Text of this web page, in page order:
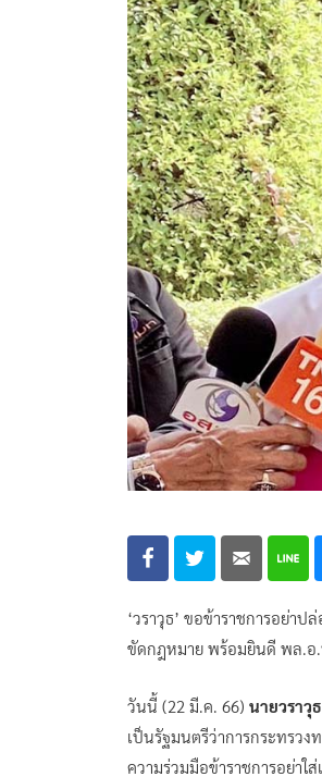
‘วราวุธ’ ขอข้าราชการอย่า
ขัดกฎหมาย พร้อมยินดี พล.อ.
วันนี้ (22 มี.ค. 66) นายวราวุ
เป็นรัฐมนตรีว่าการกระทรว
ความร่วมมือข้าราชการอย่าใ